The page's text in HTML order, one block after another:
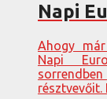
Napi
Ahogy
Napi
résztvevőit.